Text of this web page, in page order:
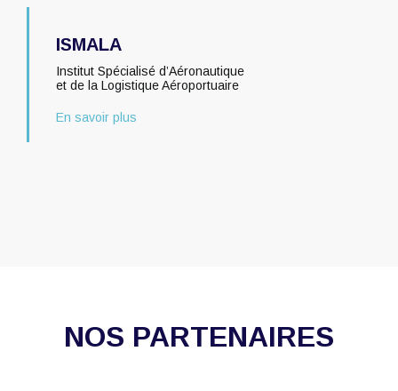
ISMALA
Institut Spécialisé d’Aéronautique
et de la Logistique Aéroportuaire
En savoir plus
NOS PARTENAIRES